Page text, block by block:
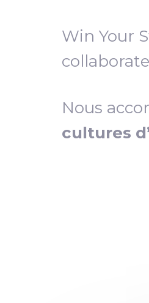
Win Your
Nous
cultures